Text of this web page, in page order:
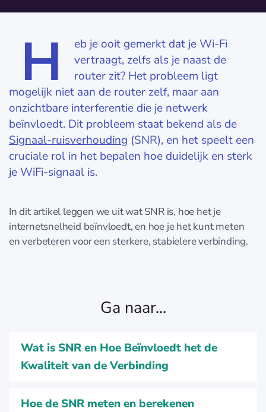
H
eb je ooit gemerkt dat je Wi-Fi
vertraagt, zelfs als je naast de
router zit? Het probleem ligt
mogelijk niet aan de router zelf, maar aan
onzichtbare interferentie die je netwerk
beïnvloedt. Dit probleem staat bekend als de
Signaal-ruisverhouding (SNR), en het speelt een
cruciale rol in het bepalen hoe duidelijk en sterk
je WiFi-signaal is.
In dit artikel leggen we uit wat SNR is, hoe het je
internetsnelheid beïnvloedt, en hoe je het kunt meten
en verbeteren voor een sterkere, stabielere verbinding.
Ga naar...
Wat is SNR en Hoe Beïnvloedt het de
Kwaliteit van de Verbinding
Hoe de SNR meten en berekenen